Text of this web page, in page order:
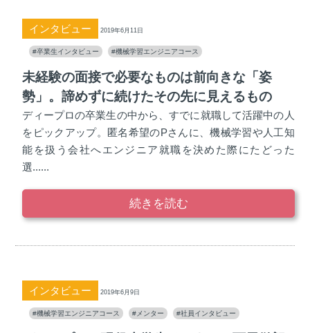
インタビュー 2019年6月11日
#卒業生インタビュー #機械学習エンジニアコース
未経験の面接で必要なものは前向きな「姿
勢」。諦めずに続けたその先に見えるもの
ディープロの卒業生の中から、すでに就職して活躍中の人
をピックアップ。匿名希望のPさんに、機械学習や人工知
能を扱う会社へエンジニア就職を決めた際にたどった
選......
続きを読む
インタビュー 2019年6月9日
#機械学習エンジニアコース #メンター #社員インタビュー